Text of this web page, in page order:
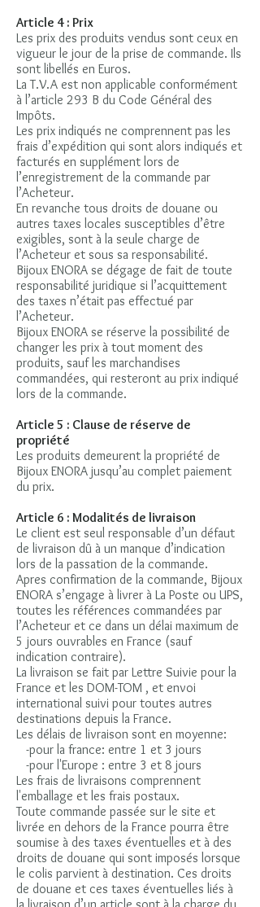
Article 4 : Prix
Les prix des produits vendus sont ceux en
vigueur le jour de la prise de commande. Ils
sont libellés en Euros.
La T.V.A est non applicable conformément
à l’article 293 B du Code Général des
Impôts.
Les prix indiqués ne comprennent pas les
frais d’expédition qui sont alors indiqués et
facturés en supplément lors de
l’enregistrement de la commande par
l’Acheteur.
En revanche tous droits de douane ou
autres taxes locales susceptibles d’être
exigibles, sont à la seule charge de
l’Acheteur et sous sa responsabilité.
Bijoux ENORA se dégage de fait de toute
responsabilité juridique si l’acquittement
des taxes n’était pas effectué par
l’Acheteur.
Bijoux ENORA se réserve la possibilité de
changer les prix à tout moment des
produits, sauf les marchandises
commandées, qui resteront au prix indiqué
lors de la commande.
Article 5 : Clause de réserve de
propriété
Les produits demeurent la propriété de
Bijoux ENORA jusqu’au complet paiement
du prix.
Article 6 : Modalités de livraison
Le client est seul responsable d’un défaut
de livraison dû à un manque d’indication
lors de la passation de la commande.
Apres confirmation de la commande, Bijoux
ENORA s’engage à livrer à La Poste ou UPS,
toutes les références commandées par
l’Acheteur et ce dans un délai maximum de
5 jours ouvrables en France (sauf
indication contraire).
La livraison se fait par Lettre Suivie pour la
France et les DOM-TOM , et envoi
international suivi pour toutes autres
destinations depuis la France.
Les délais de livraison sont en moyenne:
-pour la france: entre 1 et 3 jours
-pour l'Europe : entre 3 et 8 jours
Les frais de livraisons comprennent
l'emballage et les frais postaux.
Toute commande passée sur le site et
livrée en dehors de la France pourra être
soumise à des taxes éventuelles et à des
droits de douane qui sont imposés lorsque
le colis parvient à destination. Ces droits
de douane et ces taxes éventuelles liés à